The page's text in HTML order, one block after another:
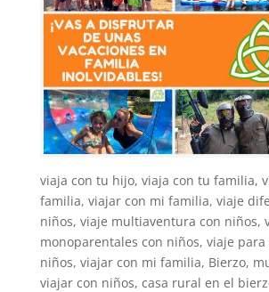
viaja con tu hijo, viaja con tu familia,
familia, viajar con mi familia, viaje
niños, viaje multiaventura con niños,
monoparentales con niños, viaje para
niños, viajar con mi familia, Bierzo,
viajar con niños, casa rural en el